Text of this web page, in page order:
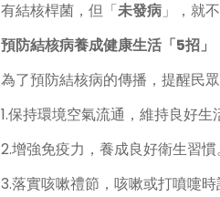
有結核桿菌，但「未發病 」，就
預防結核病養成健康生活「5招」
為了預防結核病的傳播，提醒民
1.保持環境空氣流通，維持良好生
2.增強免疫力，養成良好衛生習慣
3.落實咳嗽禮節，咳嗽或打噴嚏時